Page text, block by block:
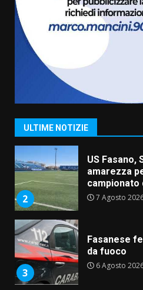
ULTIME NOTIZIE
La magia
assoluta de
Belvedere.
6 Agosto 2026
1
“I
2
US Fasano,
amarezza
campionato
7 Agosto
3
Fasanese
da fuoco
6 Agosto